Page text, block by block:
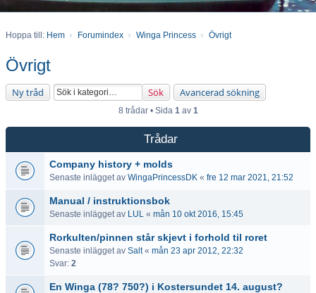
Hoppa till: Hem Forumindex Winga Princess Övrigt
Övrigt
Ny tråd Sök Avancerad sökning
8 trådar • Sida 1av 1
Trådar
Company history + molds
Senaste inlägget av WingaPrincessDK « fre 12 mar 2021, 21:52
Manual / instruktionsbok
Senaste inlägget av LUL « mån 10 okt 2016, 15:45
Rorkulten/pinnen står skjevt i forhold til roret
Senaste inlägget av Salt« mån 23 apr 2012, 22:32
Svar: 2
En Winga (78? 750?) i Kostersundet 14. august?